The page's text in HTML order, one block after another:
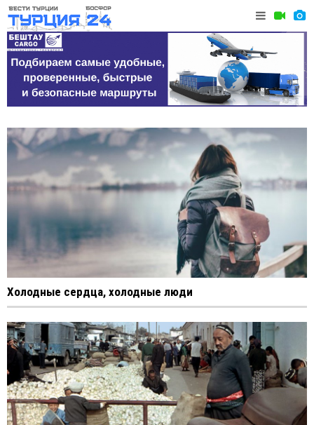
Холодные сердца, холодные люди